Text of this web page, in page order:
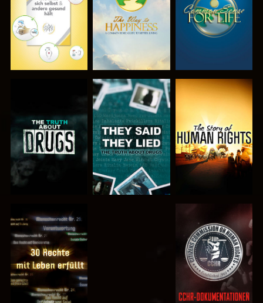
ANSEHEN ANSEHEN
ANSEHEN ANSEHEN